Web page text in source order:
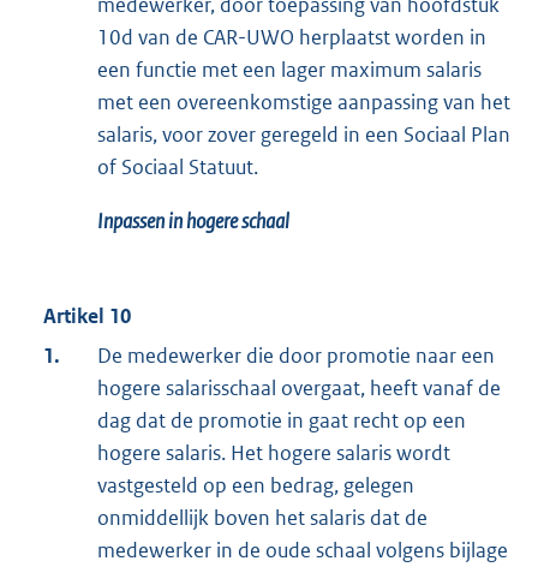
10d van de CAR-UWO herplaatst worden in
een functie met een lager maximum salaris
met een overeenkomstige aanpassing van het
salaris, voor zover geregeld in een Sociaal Plan
of Sociaal Statuut.
Inpassen in hogere schaal
Artikel 10
1.
De medewerker die door promotie naar een
hogere salarisschaal overgaat, heeft vanaf de
dag dat de promotie in gaat recht op een
hogere salaris. Het hogere salaris wordt
vastgesteld op een bedrag, gelegen
onmiddellijk boven het salaris dat de
medewerker in de oude schaal volgens bijlage